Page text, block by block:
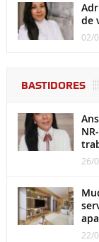
de
02/
BASTIDORES
26/
22/